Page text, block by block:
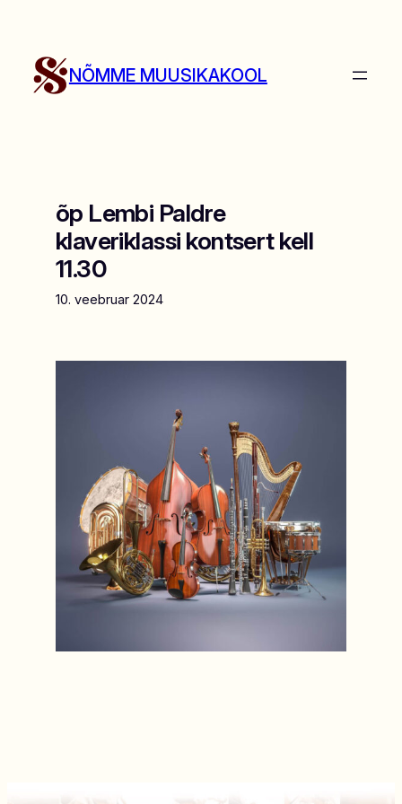
juurde
NÕMME MUUSIKAKOOL
õp Lembi Paldre
klaveriklassi kontsert kell
11.30
10. veebruar 2024